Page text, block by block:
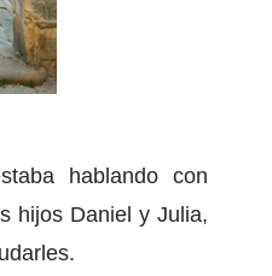
hablando con
hijos Daniel y Julia,